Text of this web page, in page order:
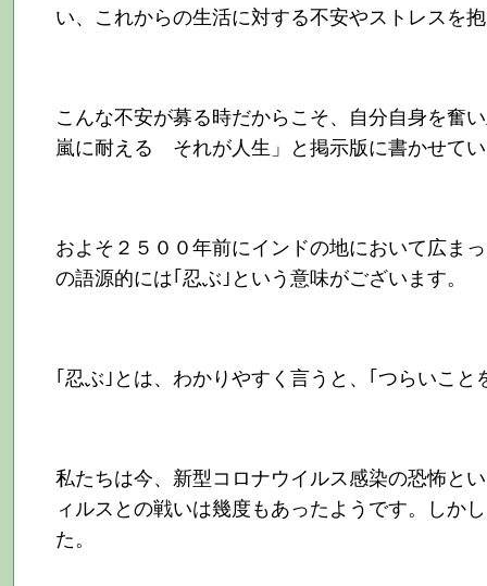
い、これからの生活に対する不安やストレスを
こんな不安が募る時だからこそ、自分自身を
嵐に耐える それが人生」と掲示版に書かせて
およそ２５００年前にインドの地において広ま
の語源的には｢忍ぶ｣という意味がございます。
｢忍ぶ｣とは、わかりやすく言うと、｢つらいこ
私たちは今、新型コロナウイルス感染の恐怖と
ィルスとの戦いは幾度もあったようです。しか
た。